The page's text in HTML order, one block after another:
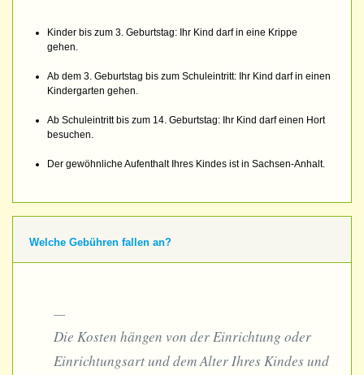
Kinder bis zum 3. Geburtstag: Ihr Kind darf in eine Krippe
gehen.
Ab dem 3. Geburtstag bis zum Schuleintritt: Ihr Kind darf in einen
Kindergarten gehen.
Ab Schuleintritt bis zum 14. Geburtstag: Ihr Kind darf einen Hort
besuchen.
Der gewöhnliche Aufenthalt Ihres Kindes ist in Sachsen-Anhalt.
Welche Gebühren fallen an?
Die Kosten hängen von der Einrichtung oder
Einrichtungsart und dem Alter Ihres Kindes und